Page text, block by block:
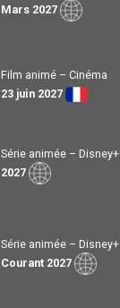
Mars 2027
Film animé – Cinéma
23 juin 2027
Série animée – Disney+
2027
Série animée – Disney+
Courant 2027